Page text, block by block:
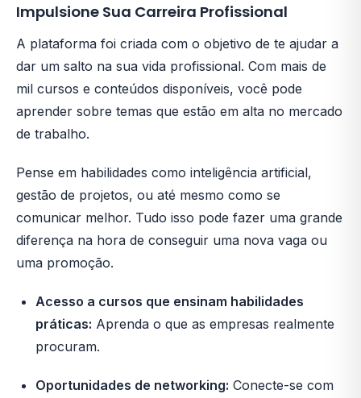
Impulsione Sua Carreira Profissional
A plataforma foi criada com o objetivo de te ajudar a
dar um salto na sua vida profissional. Com mais de
mil cursos e conteúdos disponíveis, você pode
aprender sobre temas que estão em alta no mercado
de trabalho.
Pense em habilidades como inteligência artificial,
gestão de projetos, ou até mesmo como se
comunicar melhor. Tudo isso pode fazer uma grande
diferença na hora de conseguir uma nova vaga ou
uma promoção.
Acesso a cursos que ensinam habilidades
práticas: Aprenda o que as empresas realmente
procuram.
Oportunidades de networking: Conecte-se com